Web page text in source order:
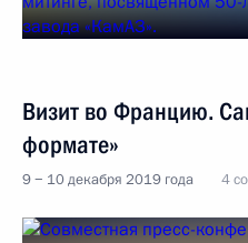
Визит во Францию.
формате»
9 − 10 декабря 2019 года 4